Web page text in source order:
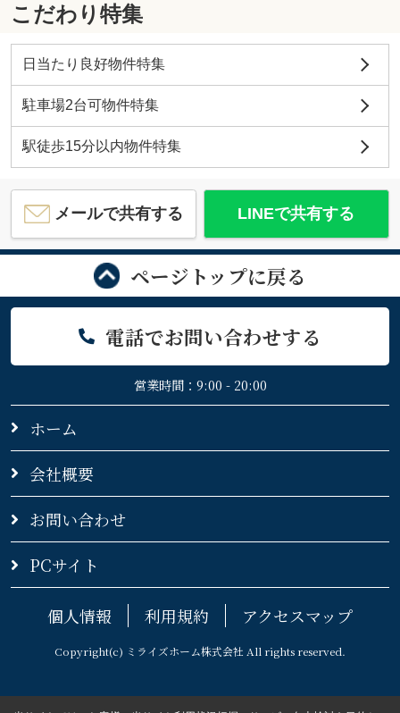
こだわり特集
日当たり良好物件特集
駐車場2台可物件特集
駅徒歩15分以内物件特集
メールで共有する LINEで共有する
ページトップに戻る
電話でお問い合わせする
営業時間：9:00 - 20:00
ホーム
会社概要
お問い合わせ
PCサイト
個人情報 利用規約 アクセスマップ
Copyright(c) ミライズホーム株式会社 All rights reserved.